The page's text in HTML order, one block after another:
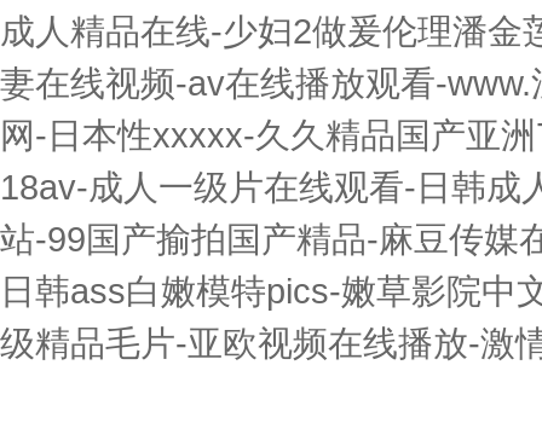
成人精品在线-少妇2做爰伦理潘
妻在线视频-av在线播放观看-
网-日本性xxxxx-久久精品国产亚
18av-成人一级片在线观看-日韩
站-99国产揄拍国产精品-麻豆传媒
日韩ass白嫩模特pics-嫩草影院中
级精品毛片-亚欧视频在线播放-激